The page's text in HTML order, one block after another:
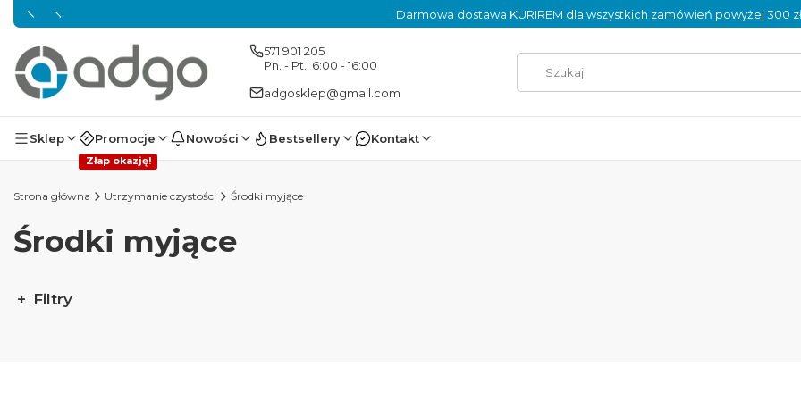
Darmowa dostawa KURIREM dla wszystkich zamówień powyżej 300
571 901 205
Pn. - Pt.: 6:00 - 16:00
adgosklep@gmail.com
Sklep Promocje
Złap okazję!
Nowości Bestsellery Kontakt
Strona główna Utrzymanie czystości Środki myjące
Środki myjące
Filtry